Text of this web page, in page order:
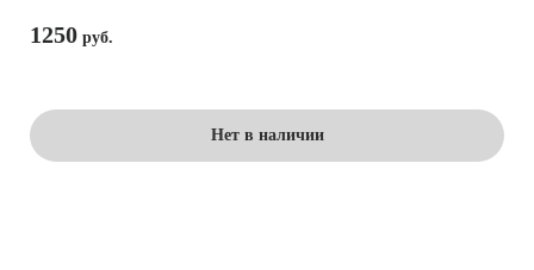
1250
Нет в наличии